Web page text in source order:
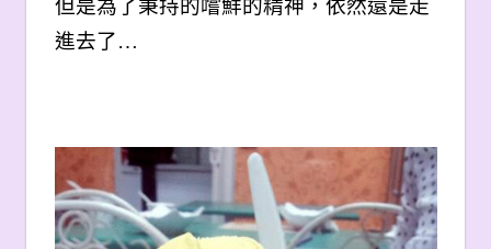
但是為了秉持的嚐鮮的精神，依然還是走
進去了…